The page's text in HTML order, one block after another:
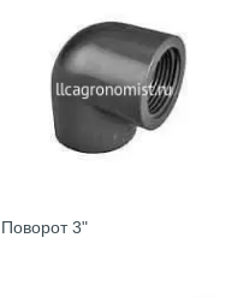
Поворот 3"